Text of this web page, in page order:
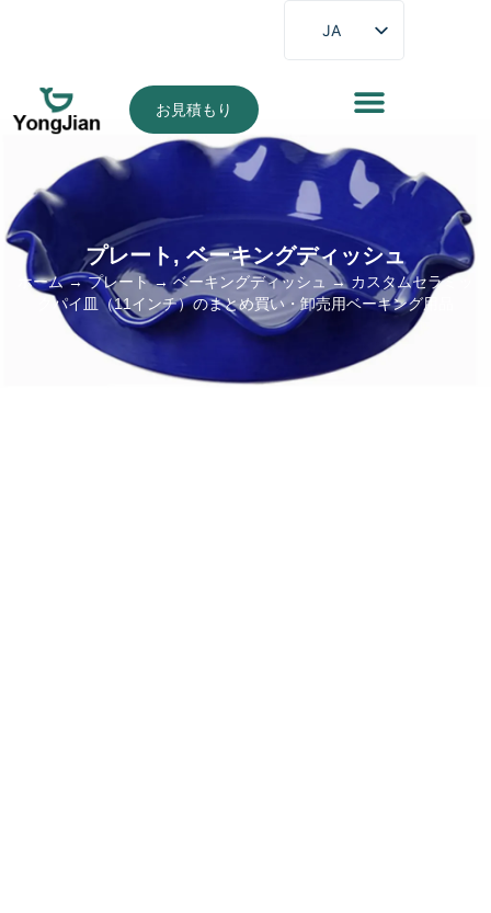
JA
EN
ES
AR
お見積もり
プレート , ベーキングディッシュ
ホーム→プレート→ベーキングディッシュ → カスタムセラミッ
クパイ皿（11インチ）のまとめ買い・卸売用ベーキング用品